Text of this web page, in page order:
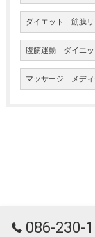
ダイエット 筋膜リ
腹筋運動 ダイエッ
マッサージ メディ
086-230-